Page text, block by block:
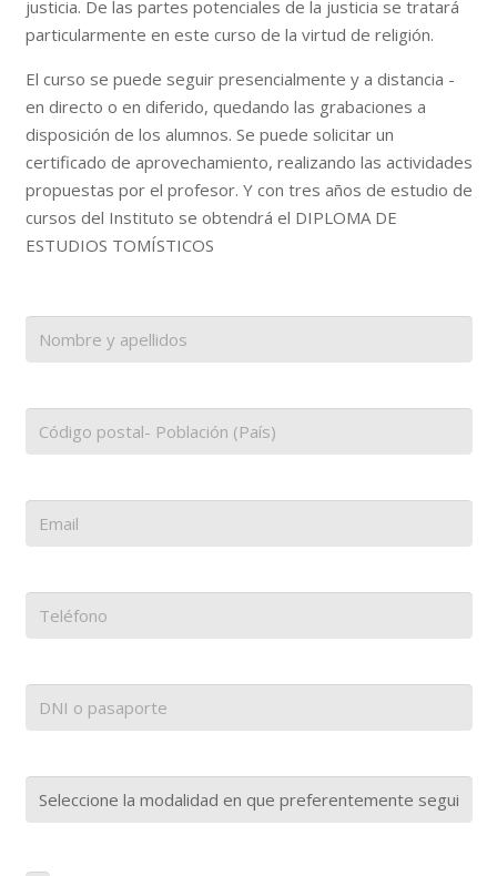
justicia. De las partes potenciales de la justicia se tratará
particularmente en este curso de la virtud de religión.
El curso se puede seguir presencialmente y a distancia -
en directo o en diferido, quedando las grabaciones a
disposición de los alumnos. Se puede solicitar un
certificado de aprovechamiento, realizando las actividades
propuestas por el profesor. Y con tres años de estudio de
cursos del Instituto se obtendrá el DIPLOMA DE
ESTUDIOS TOMÍSTICOS